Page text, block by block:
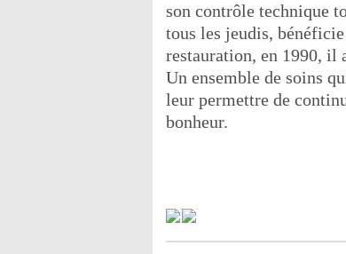
son contrôle technique
tous les jeudis,
restauration, en 1990, il
Un ensemble de soins
leur permettre de
bonheur.